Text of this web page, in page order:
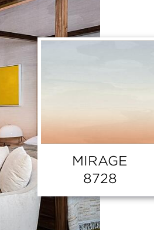
MIRAGE
8728